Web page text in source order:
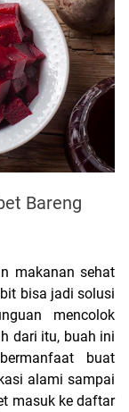
Bareng
makanan sehat
bisa jadi solusi
mencolok
dari itu, buah ini
buat
alami sampai
masuk ke daftar